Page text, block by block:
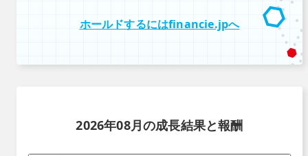
ホールドするにはfinancie.jpへ
2026年08月の成長結果と報酬